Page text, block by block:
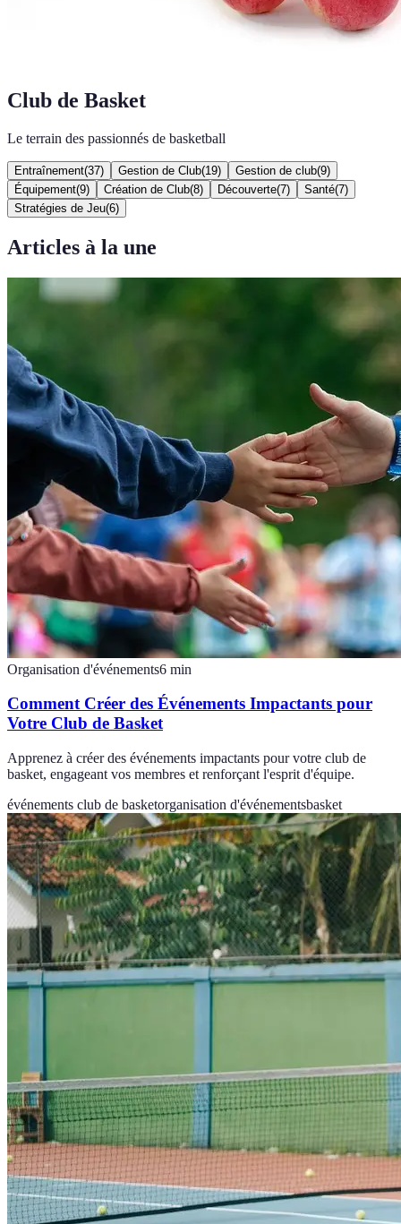
Club de Basket
Le terrain des passionnés de basketball
Entraînement(37) Gestion de Club(19) Gestion de club(9)
Équipement(9) Création de Club(8) Découverte(7) Santé(7)
Stratégies de Jeu(6)
Articles à la une
Organisation d'événements6 min
Comment Créer des Événements Impactants pour
Votre Club de Basket
Apprenez à créer des événements impactants pour votre club de
basket, engageant vos membres et renforçant l'esprit d'équipe.
événements club de basketorganisation d'événementsbasket